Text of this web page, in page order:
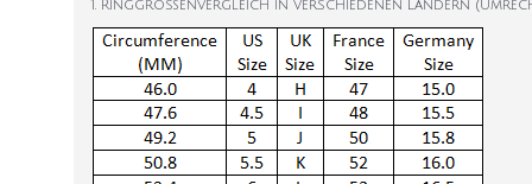
1. Ringgrößenvergleich in verschiedenen Ländern